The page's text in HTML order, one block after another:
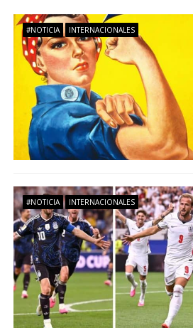
g
a
ó
n
d
e
e
#NOTICIA INTERNACIONALES
#NOTICIA INTERNACIONALES